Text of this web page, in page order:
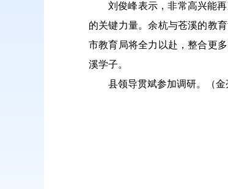
刘俊峰表示，非常高兴能
的关键力量。余杭与苍溪的教
市教育局将全力以赴，整合更
溪学子。
县领导贯斌参加调研。（金